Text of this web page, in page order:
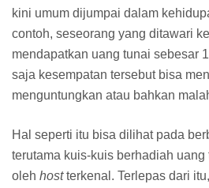
kini umum dijumpai dalam
contoh, seseorang yang ditawari
mendapatkan uang tunai sebesar
saja kesempatan tersebut bisa
menguntungkan atau bahkan
Hal seperti itu bisa dilihat pada
terutama kuis-kuis berhadiah
oleh hostterkenal. Terlepas dari